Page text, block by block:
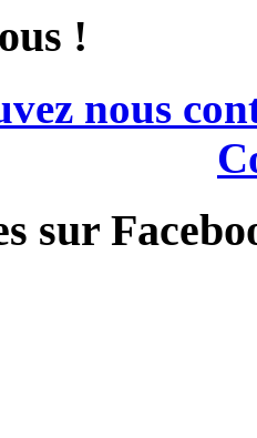
!
nous
sur